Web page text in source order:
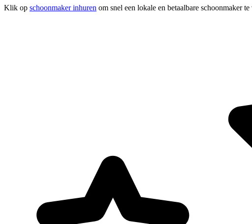
Klik op schoonmaker inhuren om snel een lokale en betaalbare schoonmaker